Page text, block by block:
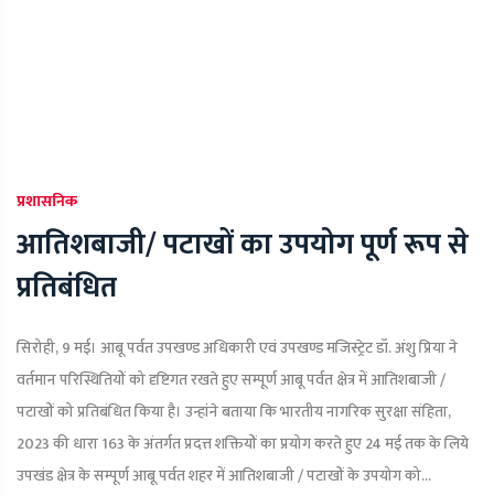
प्रशासनिक
आतिशबाजी/ पटाखों का उपयोग पूर्ण रूप से
प्रतिबंधित
सिरोही, 9 मई। आबू पर्वत उपखण्ड अधिकारी एवं उपखण्ड मजिस्ट्रेट डॉ. अंशु प्रिया ने
वर्तमान परिस्थितियों को दृष्टिगत रखते हुए सम्पूर्ण आबू पर्वत क्षेत्र में आतिशबाजी /
पटाखों को प्रतिबंधित किया है। उन्हांने बताया कि भारतीय नागरिक सुरक्षा संहिता,
2023 की धारा 163 के अंतर्गत प्रदत्त शक्तियों का प्रयोग करते हुए 24 मई तक के लिये
उपखंड क्षेत्र के सम्पूर्ण आबू पर्वत शहर में आतिशबाजी / पटाखों के उपयोग को...